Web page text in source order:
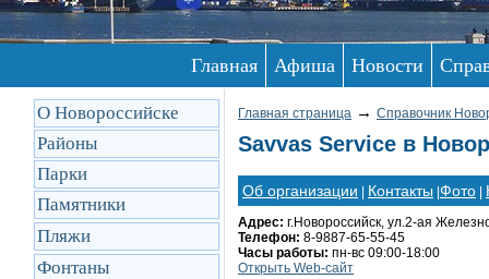
Главная Афиша Новости
О Новороссийске
Районы
Парки
Памятники
Пляжи
Фонтаны
Главная страница → Справочник
Savvas Service в
Об организации Контакты Фото
Адрес: г.Новороссийск, ул.2-ая
Телефон: 8-9887-65-55-45
Часы работы: пн-вс 09:00-18:00
Открыть Web-сайт